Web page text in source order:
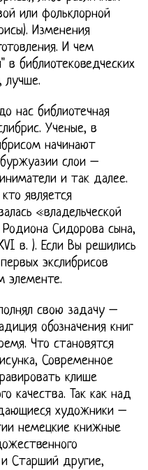
или фольклорной
Изменения
И чем
в библиотековедческих
лучше.
нас библиотечная
Ученые, в
начинают
слои –
и так далее.
является
«владельческой
Сидорова сына,
в. ). Если Вы решились
экслибрисов
элементе.
свою задачу –
обозначения книг
Что становятся
Современное
клише
качества. Так как над
художники –
немецкие книжные
Старший другие,